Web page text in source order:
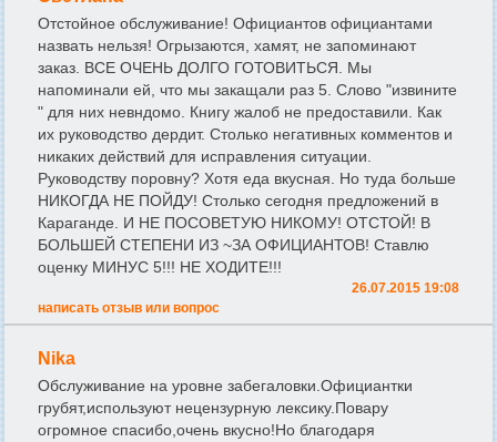
Отстойное обслуживание! Официантов официантами
назвать нельзя! Огрызаются, хамят, не запоминают
заказ. ВСЕ ОЧЕНЬ ДОЛГО ГОТОВИТЬСЯ. Мы
напоминали ей, что мы закащали раз 5. Слово "извините
" для них невндомо. Книгу жалоб не предоставили. Как
их руководство дердит. Столько негативных комментов и
никаких действий для исправления ситуации.
Руководству поровну? Хотя еда вкусная. Но туда больше
НИКОГДА НЕ ПОЙДУ! Столько сегодня предложений в
Караганде. И НЕ ПОСОВЕТУЮ НИКОМУ! ОТСТОЙ! В
БОЛЬШЕЙ СТЕПЕНИ ИЗ ~ЗА ОФИЦИАНТОВ! Ставлю
оценку МИНУС 5!!! НЕ ХОДИТЕ!!!
26.07.2015 19:08
написать отзыв или вопрос
Nika
Обслуживание на уровне забегаловки.Официантки
грубят,используют нецензурную лексику.Повару
огромное спасибо,очень вкусно!Но благодаря